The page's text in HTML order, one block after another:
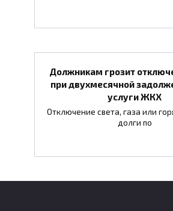
Должникам грозит
при двухмесячной
услуги ЖКХ
Отключение света, газа или
долги по